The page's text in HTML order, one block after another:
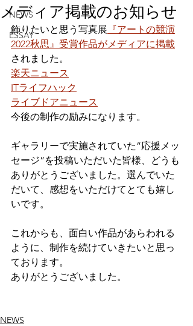
NEWS
ESSAY
メディア掲載のお知らせ
飾りたいと思う写真展 『アートの競演
2022秋思』受賞作品がメディアに掲載
されました。
楽天ニュース
ITライフハック
ライブドアニュース
今後の制作の励みになります。
ギャラリーで実施されていた”応援メッ
セージ”を投稿いただいた皆様、どうも
ありがとうございました。選んでいた
だいて、感想をいただけてとても嬉し
いです。
これからも、面白い作品があらわれる
ように、制作を続けていきたいと思っ
ております。
ありがとうございました。
NEWS